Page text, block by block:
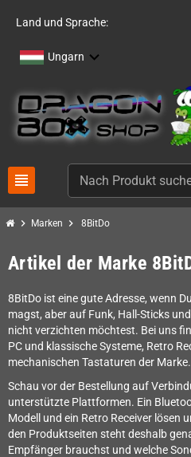
Land und Sprache:
Ungarn
view_headline
chevron_right Marken chevron_right 8BitDo
Artikel der Marke
8BitDo ist eine gute Adresse, wenn
magst, aber auf Funk, Hall-Sticks
nicht verzichten möchtest. Bei uns
PC und klassische Systeme, Retro
mechanischen Tastaturen der Marke.
Schau vor der Bestellung auf
unterstützte Plattformen. Ein
Modell und ein Retro Receiver lösen
den Produktseiten steht deshalb
Empfänger brauchst und welche